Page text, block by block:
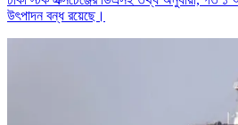
উৎপাদন বন্ধ রয়েছে।